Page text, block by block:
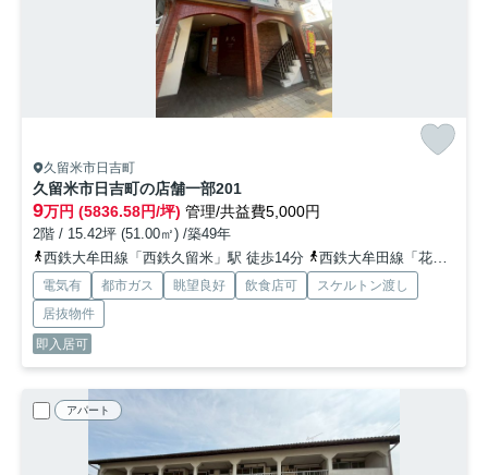
久留米市日吉町
久留米市日吉町の店舗一部201
9万円 (5836.58円/坪) 管理/共益費5,000円
2階 / 15.42坪 (51.00㎡) /築49年
西鉄大牟田線「西鉄久留米」駅 徒歩14分
西鉄大牟田線「花畑」駅 徒歩17分
電気有 都市ガス 眺望良好 飲食店可
スケルトン渡し
居抜物件
即入居可
アパート